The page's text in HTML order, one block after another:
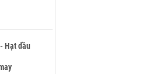
Hạt dầu